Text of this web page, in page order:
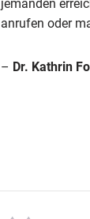
jemanden
anrufen oder
– Dr. Kathrin